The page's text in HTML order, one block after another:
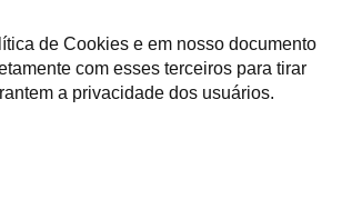
de Cookies e em nosso documento
com esses terceiros para tirar
a privacidade dos usuários.